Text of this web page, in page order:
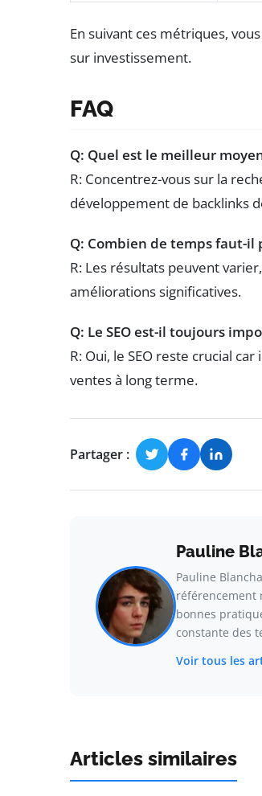
En suivant ces métriques,
sur investissement.
FAQ
Q: Quel est le meilleur
R: Concentrez-vous sur la
développement de backlinks
Q: Combien de temps faut-il
R: Les résultats peuvent
améliorations significatives.
Q: Le SEO est-il toujours
R: Oui, le SEO reste crucial
ventes à long terme.
Partager :
Pauline
Pauline
référencement
bonnes
constante des
Voir tous les
Articles similaires